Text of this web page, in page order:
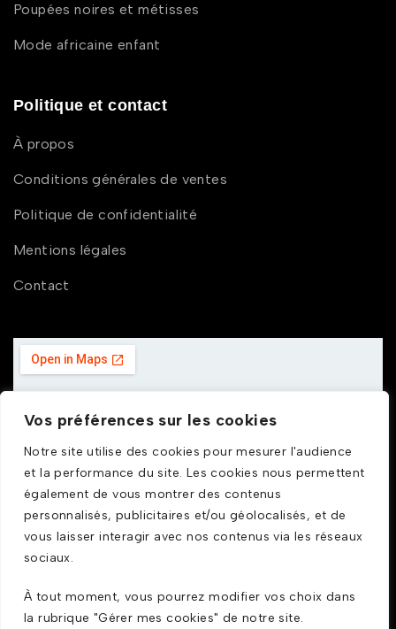
Vos préférences sur les cookies
Notre site utilise des cookies pour mesurer l'audience
et la performance du site. Les cookies nous permettent
également de vous montrer des contenus
personnalisés, publicitaires et/ou géolocalisés, et de
vous laisser interagir avec nos contenus via les réseaux
sociaux.
À tout moment, vous pourrez modifier vos choix dans
la rubrique "Gérer mes cookies" de notre site.
Poupées noires et métisses
Mode africaine enfant
Politique et contact
À propos
Conditions générales de ventes
Politique de confidentialité
Mentions légales
Contact